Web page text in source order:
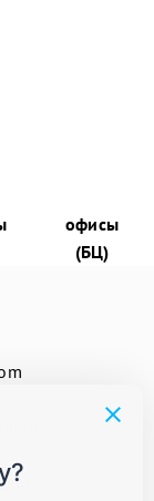
офисы
(БЦ)